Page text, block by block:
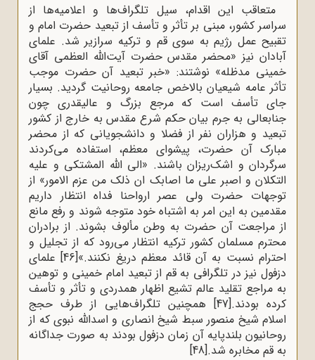
متعاقب این اقدام، سیل تلگراف‌ها و اعلامیه‌ها از
سراسر کشور، مبنی بر تأثر و تأسف از تبعید حضرت امام و
تقبیح عمل رژیم به سوی قم و ترکیه سرازیر شد. علمای
آبادان نیز «محضر مقدس حضرت آیت‌الله العظمی آقای
خمینی مدظله» نوشتند: «خبر تبعید آن حضرت موجب
تأثر عامه شیعیان بالاخص جامعه روحانیت گردید. بسیار
جای تأسف است که مرجع بزرگ و عالیقدری چون
جنابعالی به جرم بیان حکم شرع مقدس به خارج از کشور
تبعید و هزاران نفر از فضلا و دانشجویانی که از محضر
مبارک آن حضرت، پیشوای معظم، استفاده می‌کردند
سرگردان و اشک‌ریزان باشند. «الی‌ الله المشتکی و علیه
التکلان و اصبر علی ما اصابک ان ذلک من عزم الامور» از
توجهات حضرت ولی عصر ارواحنا فداه انتظار داریم
مقدمین به این امر به اشتباه خود متوجه شوند و رفع مانع
از مراجعت آن حضرت به وطن مألوف بشوند. از برادران
محترم مسلمان کشور ترکیه انتظار می‌رود که از تجلیل و
احترام نسبت به آن قائد معظم دریغ نکنند.»[46]
علمای
دزفول نیز در تلگرافی به قم از تبعید امام خمینی و توهین
به مراجع تقلید عالم تشیع اظهار همدردی و تأثر و تأسف
کرده بودند.[47]
همچنین تلگراف‌هایی از طرف حجج
اسلام شیخ منصور سبط شیخ انصاری و اسدالله نبوی که از
روحانیون بلندپایه آن زمان دزفول بودند به صورت جداگانه
به قم مخابره شد.[48]